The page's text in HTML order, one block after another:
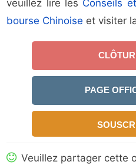
veuillez lire les Conseils
bourse Chinoise et visiter
PAGE
Veuillez partager cette